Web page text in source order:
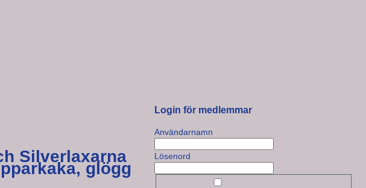
Silverlaxarna
glögg
Login för medlemmar
Användarnamn
Lösenord